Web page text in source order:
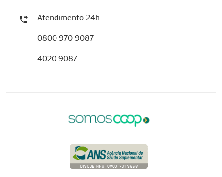
Atendimento 24h
0800 970 9087
4020 9087